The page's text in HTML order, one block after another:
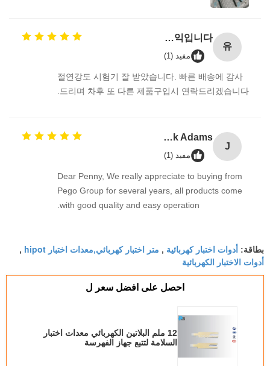
유
유진코퍼레이션에 황동익입니다.
مفيد (1)
절연강도 시험기 잘 받았습니다. 빠른 배송에 감사
드리며 차후 또 다른 제품구입시 연락드리겠습니다.
J
Jack Adams
مفيد (1)
Dear Penny, We really appreciate to buying from
Pego Group for several years, all products come
with good quality and easy operation.
بطاقة: أدوات اختبار كهربائية , متر اختبار كهربائي,معدات اختبار hipot ,
أدوات الاختبار الكهربائية
احصل على افضل سعر ل
12 ملم البلاتين الكهربائي معدات اختبار
السلامة لتتبع جهاز الفهرسة